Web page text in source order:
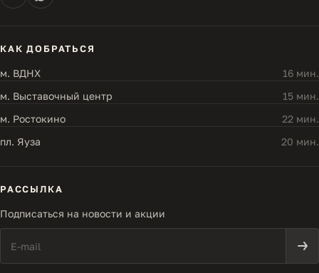
КАК ДОБРАТЬСЯ
м. ВДНХ
16 мин.
м. Выставочный центр
15 мин.
м. Ростокино
22 мин.
пл. Яуза
20 мин.
РАССЫЛКА
Подписаться на новости и акции